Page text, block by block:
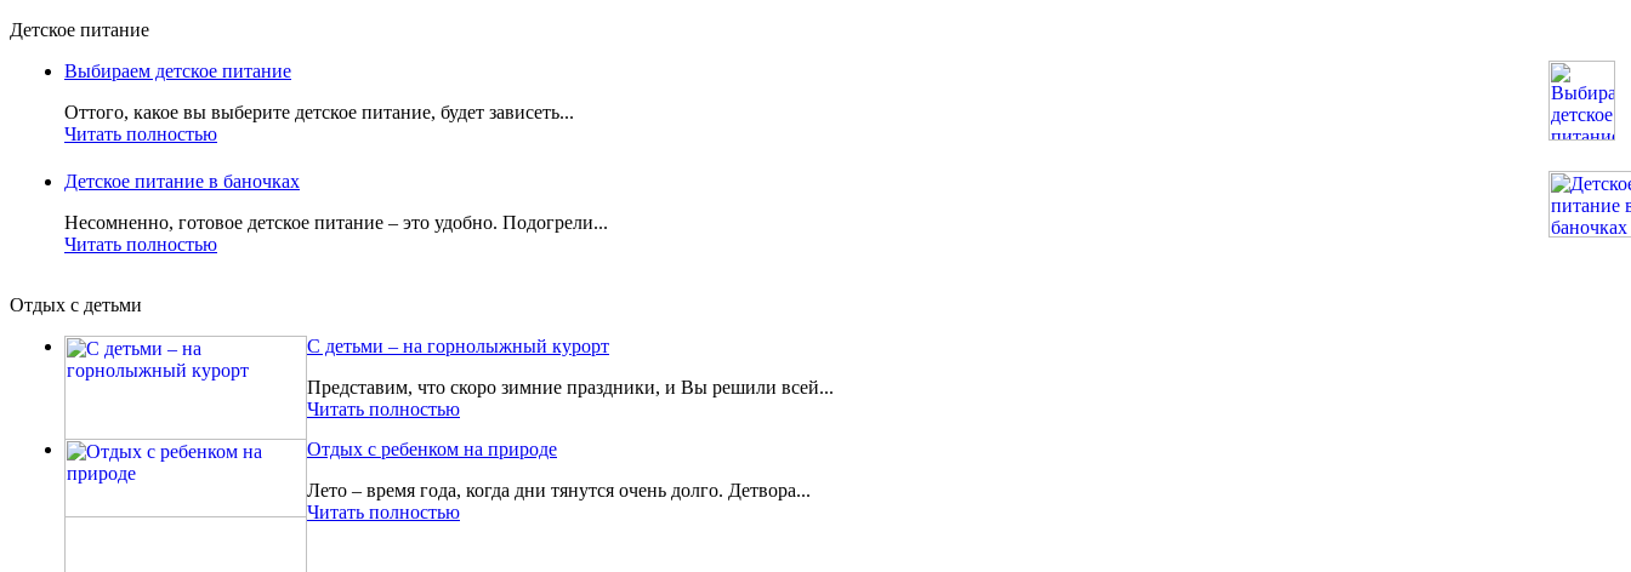
Детское питание
Выбираем детское питание
Оттого, какое вы выберите детское питание, будет зависеть...
Читать полностью
Детское питание в баночках
Несомненно, готовое детское питание – это удобно. Подогрели...
Читать полностью
Отдых с детьми
С детьми – на горнолыжный курорт
Представим, что скоро зимние праздники, и Вы решили всей...
Читать полностью
Отдых с ребенком на природе
Лето – время года, когда дни тянутся очень долго. Детвора...
Читать полностью